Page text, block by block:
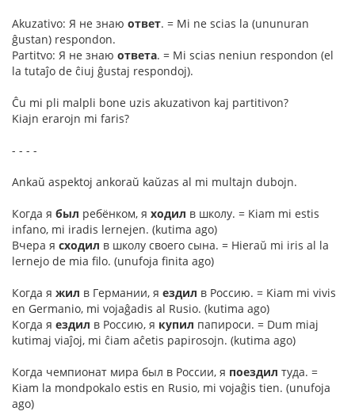
Akuzativo: Я не знаю ответ. = Mi ne scias la (ununuran
ĝustan) respondon.
Partitvo: Я не знаю ответа. = Mi scias neniun respondon (el
la tutaĵo de ĉiuj ĝustaj respondoj).
Ĉu mi pli malpli bone uzis akuzativon kaj partitivon?
Kiajn erarojn mi faris?
- - - -
Ankaŭ aspektoj ankoraŭ kaŭzas al mi multajn dubojn.
Когда я был ребёнком, я ходил в школу. = Kiam mi estis
infano, mi iradis lernejen. (kutima ago)
Вчера я сходил в школу своего сына. = Hieraŭ mi iris al la
lernejo de mia filo. (unufoja finita ago)
Когда я жил в Германии, я ездил в Россию. = Kiam mi vivis
en Germanio, mi vojaĝadis al Rusio. (kutima ago)
Когда я ездил в Россию, я купил папироси. = Dum miaj
kutimaj viaĵoj, mi ĉiam aĉetis papirosojn. (kutima ago)
Когда чемпионат мира был в России, я поездил туда. =
Kiam la mondpokalo estis en Rusio, mi vojaĝis tien. (unufoja
ago)